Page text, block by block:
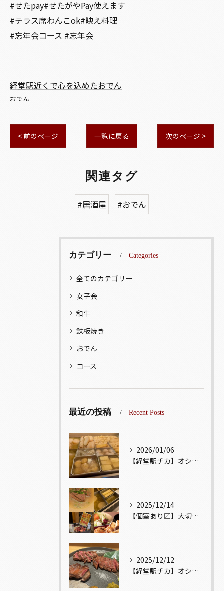
#せたpay#せたがやPay使えます
#テラス席わんこok#映え料理
#忘年会コース #忘年会
経堂駅近くで心を込めたおでん
おでん
< 前のページ 一覧に戻る 次のページ >
関連タグ
#居酒屋 #おでん
カテゴリー Categories
全てのカテゴリー
女子会
和牛
鉄板焼き
おでん
コース
最近の投稿 Recent Posts
2026/01/06
【経堂駅チカ】オシャレ居酒屋🏮出汁が美味しいおでんがオススメ...
2025/12/14
【個室あり〼】大切な記念日、お祝い事でのご来店ぜひお待ちして...
2025/12/12
【経堂駅チカ】オシャレ居酒屋🏮自慢のお肉が楽しめる🐃お得なコ...